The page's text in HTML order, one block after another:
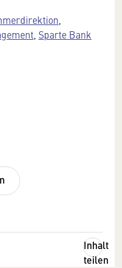
Sparte Bank
Inhalt
teilen